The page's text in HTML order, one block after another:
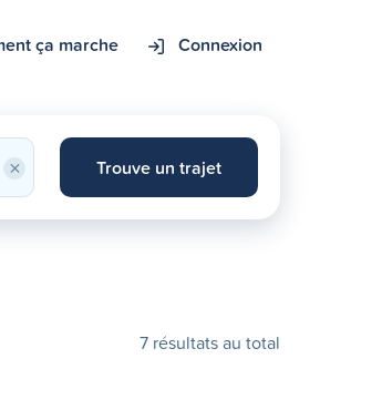
ça marche Connexion
× Trouve un trajet
7 résultats au total